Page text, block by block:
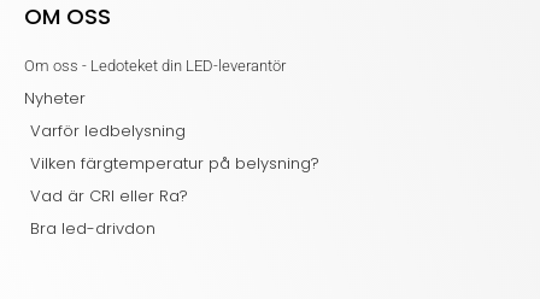
OM OSS
Om oss - Ledoteket din LED-leverantör
Nyheter
Varför ledbelysning
Vilken färgtemperatur på belysning?
Vad är CRI eller Ra?
Bra led-drivdon